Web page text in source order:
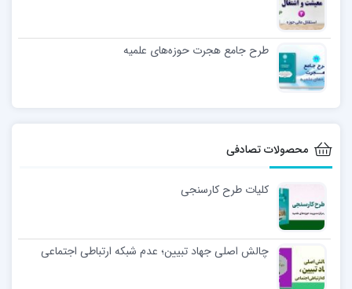
طرح جامع هجرت حوزه‌های علمیه
محصولات تصادفی
کلیات طرح کارسنجی
چالش اصلی جهاد تبیین؛ عدم شبکه ارتباطی اجتماعی